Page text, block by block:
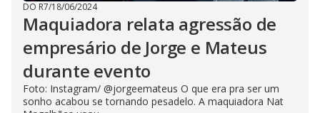
DO R7/18/06/2024
Maquiadora relata agressão de
empresário de Jorge e Mateus
durante evento
Foto: Instagram/ @jorgeemateus O que era pra ser um
sonho acabou se tornando pesadelo. A maquiadora Nat